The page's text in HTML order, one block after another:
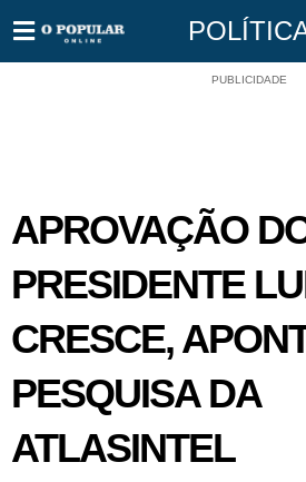
PUBLICIDADE
APROVAÇÃO
PRESIDENTE
CRESCE,
PESQUISA DA
ATLASINTEL